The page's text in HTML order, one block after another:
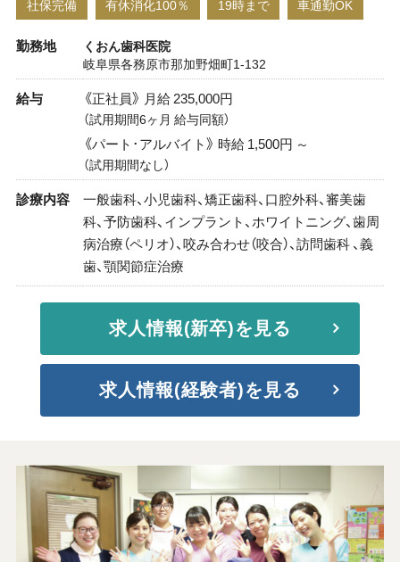
社保完備 有休消化100％ 19時まで 車通勤OK
勤務地 くおん歯科医院
岐阜県各務原市那加野畑町1-132
給与 《正社員》 月給 235,000円
（試用期間6ヶ月 給与同額）
《パート･アルバイト》 時給 1,500円 ～
（試用期間なし）
診療内容
一般歯科、小児歯科、矯正歯科、口腔外科、審美歯
科、予防歯科、インプラント、ホワイトニング、歯周
病治療（ペリオ）、咬み合わせ（咬合）、訪問歯科 、義
歯、顎関節症治療
求人情報(新卒)を見る
求人情報(経験者)を見る